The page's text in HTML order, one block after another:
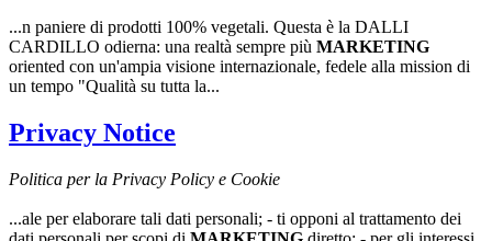
...n paniere di prodotti 100% vegetali. Questa è la DALLI
CARDILLO odierna: una realtà sempre più MARKETING
oriented con un'ampia visione internazionale, fedele alla mission di
un tempo "Qualità su tutta la...
Privacy Notice
Politica per la Privacy Policy e Cookie
...ale per elaborare tali dati personali; - ti opponi al trattamento dei